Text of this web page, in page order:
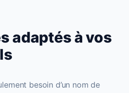
adaptés à vos
besoin d’un nom de